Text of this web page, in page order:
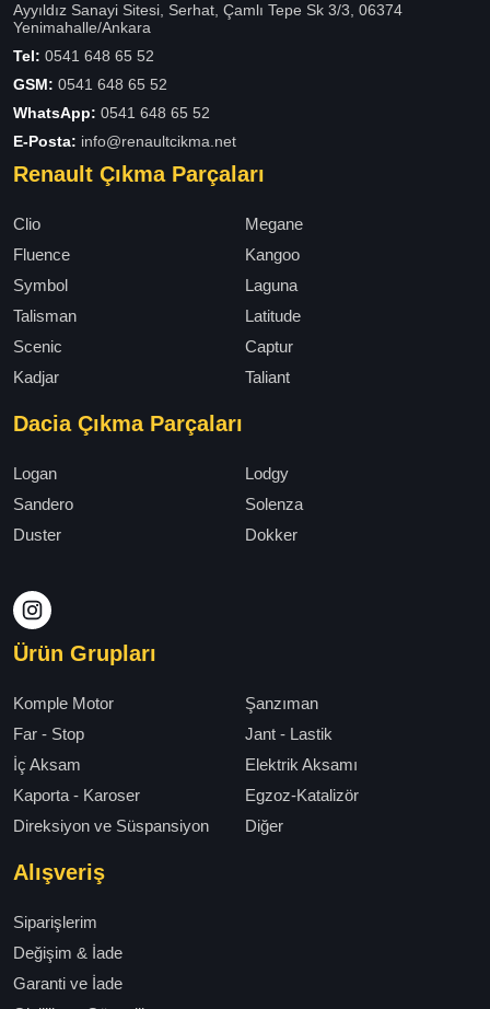
Ayyıldız Sanayi Sitesi, Serhat, Çamlı Tepe Sk 3/3, 06374
Yenimahalle/Ankara
Tel: 0541 648 65 52
GSM: 0541 648 65 52
WhatsApp: 0541 648 65 52
E-Posta: info@renaultcikma.net
Renault Çıkma Parçaları
Clio
Megane
Fluence
Kangoo
Symbol
Laguna
Talisman
Latitude
Scenic
Captur
Kadjar
Taliant
Dacia Çıkma Parçaları
Logan
Lodgy
Sandero
Solenza
Duster
Dokker
Ürün Grupları
Komple Motor
Şanzıman
Far - Stop
Jant - Lastik
İç Aksam
Elektrik Aksamı
Kaporta - Karoser
Egzoz-Katalizör
Direksiyon ve Süspansiyon
Diğer
Alışveriş
Siparişlerim
Değişim & İade
Garanti ve İade